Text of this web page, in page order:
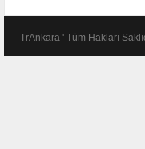
TrAnkara ' Tüm Hakları